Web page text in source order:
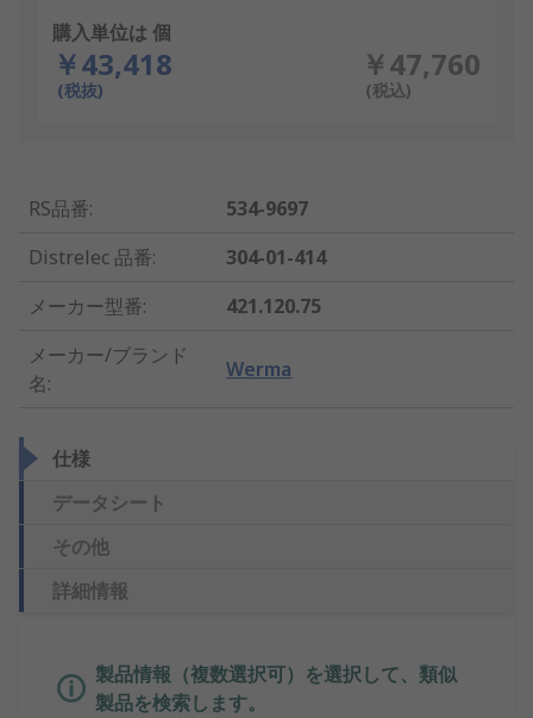
購入単位は 個
￥43,418
(税抜)
￥47,760
(税込)
RS品番:
534-9697
Distrelec 品番:
304-01-414
メーカー型番:
421.120.75
メーカー/ブランド
名:
Werma
仕様
データシート
その他
詳細情報
製品情報（複数選択可）を選択して、類似
製品を検索します。